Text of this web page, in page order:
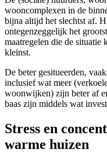
wooncomplexen in de
bijna altijd het slechtst af.
ontegenzeggelijk het
maatregelen die de situatie
kleinst.
De beter gesitueerden,
inclusief wat meer
woonwijken) zijn beter af
baas zijn middels wat
Stress en
warme huizen